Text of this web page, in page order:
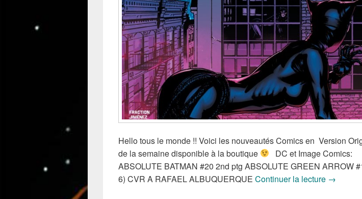
Hello tous le monde !! Voici les nouveautés Comics en Version
de la semaine disponible à la boutique
DC et Image Comics:
ABSOLUTE BATMAN #20 2nd ptg ABSOLUTE GREEN ARROW
6) CVR A RAFAEL ALBUQUERQUE Continuer la lecture Sortie
→